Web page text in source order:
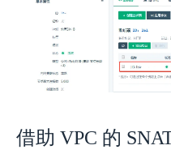
借助 VPC 的